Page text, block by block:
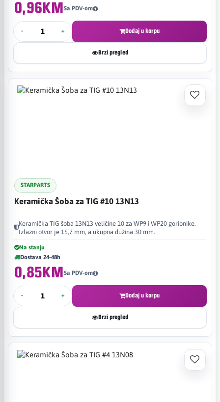
0,96KMSa PDV-om
- + Dodaj u korpu
Brzi pregled
STARPARTS
Keramička Šoba za TIG #10 13N13
Keramička TIG šoba 13N13 veličine 10 za WP9 i WP20 gorionike.
Izlazni otvor je 15,7 mm, a ukupna dužina 30 mm.
Na stanju
Dostava 24-48h
0,85KMSa PDV-om
- + Dodaj u korpu
Brzi pregled